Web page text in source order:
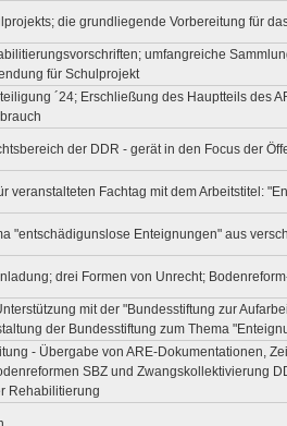
die grundliegende Vorbereitung für
umfangreiche
für Schulprojekt
´24; Erschließung des Hauptteils des
der DDR - gerät in den Focus der
veranstalteten Fachtag mit dem Arbeitstitel:
"entschädigunslose Enteignungen" aus
drei Formen von Unrecht;
mit der "Bundesstiftung zur
der Bundesstiftung zum Thema
- Übergabe von ARE-Dokumentationen,
SBZ und Zwangskollektivierung
Rehabilitierung